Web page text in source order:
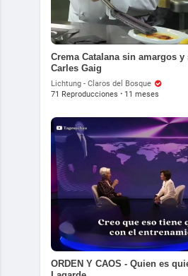
Crema Catalana sin amargos
Carles Gaig
Lichtung - Claros del Bosque
71 Reproducciones · 11 meses
ORDEN Y CAOS - Quien es